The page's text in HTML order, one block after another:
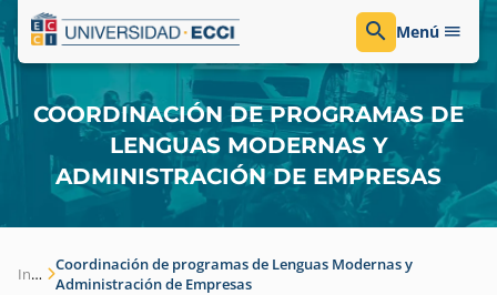
Menú
COORDINACIÓN DE PROGRAMAS DE
LENGUAS MODERNAS Y
ADMINISTRACIÓN DE EMPRESAS
Inicio
Coordinación de programas de Lenguas Modernas y
Administración de Empresas